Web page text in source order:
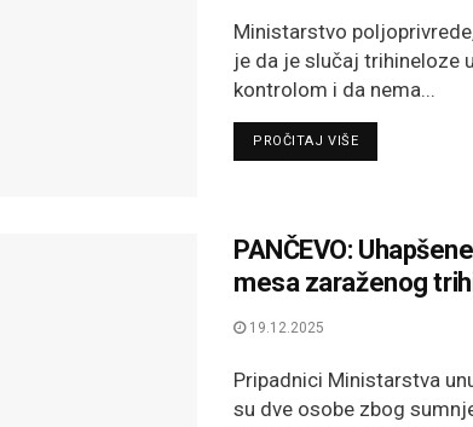
Ministarstvo
je da je slučaj trihineloze
kontrolom i da nema...
PROČITAJ VIŠEDETAILS
PANČEVO:
mesa zaraženog
19.12.2025
Pripadnici Ministarstva
su dve osobe zbog